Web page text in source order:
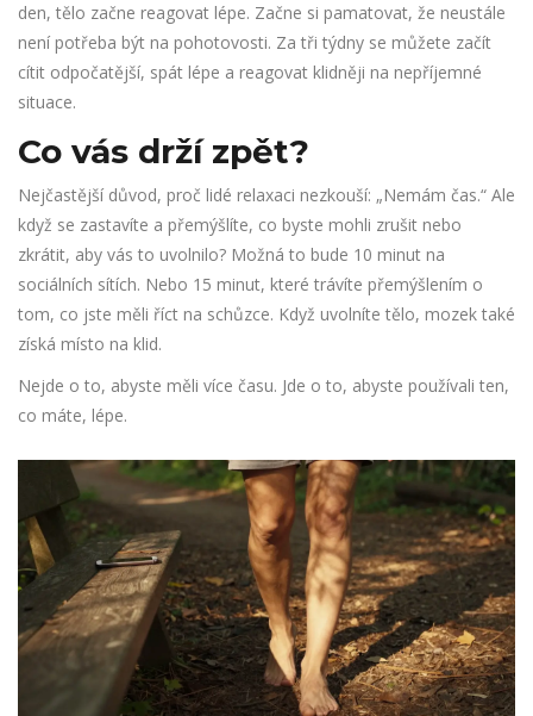
den, tělo začne reagovat lépe. Začne si pamatovat, že neustále
není potřeba být na pohotovosti. Za tři týdny se můžete začít
cítit odpočatější, spát lépe a reagovat klidněji na nepříjemné
situace.
Co vás drží zpět?
Nejčastější důvod, proč lidé relaxaci nezkouší: „Nemám čas.“ Ale
když se zastavíte a přemýšlíte, co byste mohli zrušit nebo
zkrátit, aby vás to uvolnilo? Možná to bude 10 minut na
sociálních sítích. Nebo 15 minut, které trávíte přemýšlením o
tom, co jste měli říct na schůzce. Když uvolníte tělo, mozek také
získá místo na klid.
Nejde o to, abyste měli více času. Jde o to, abyste používali ten,
co máte, lépe.